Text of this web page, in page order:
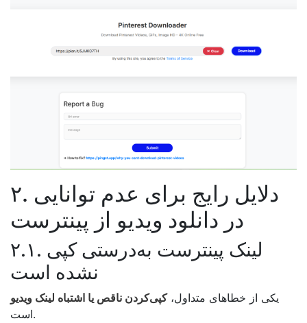
۲. دلایل رایج برای عدم توانایی
در دانلود ویدیو از پینترست
۲.۱. لینک پینترست به‌درستی کپی
نشده است
یکی از خطاهای متداول،کپی‌کردن ناقص یا اشتباه لینک ویدیو
است.